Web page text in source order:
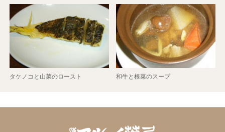
タケノコと山菜のロースト 和牛と根菜のスープ